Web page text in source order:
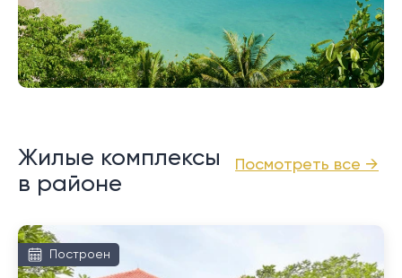
Посмотреть все →
Жилые комплексы
в районе
Построен